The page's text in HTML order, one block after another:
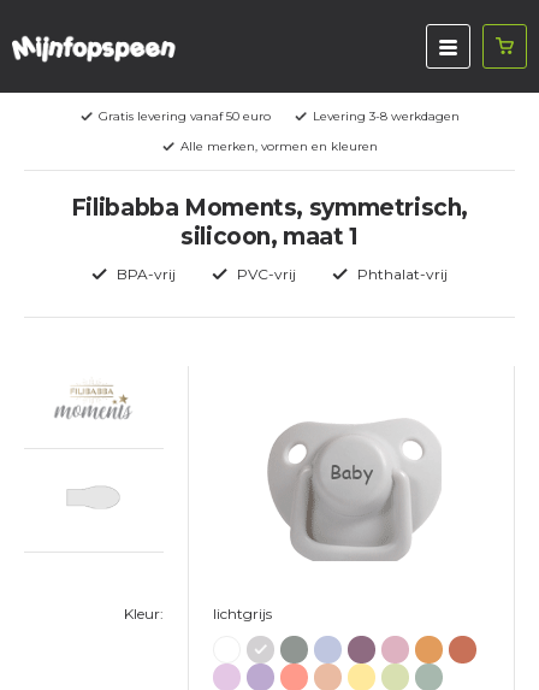
Gratis levering vanaf 50 euro
Levering 3-8 werkdagen
Alle merken, vormen en kleuren
Filibabba Moments, symmetrisch,
silicoon, maat 1
BPA-vrij PVC-vrij Phthalat-vrij
Kleur:
Baby
lichtgrijs